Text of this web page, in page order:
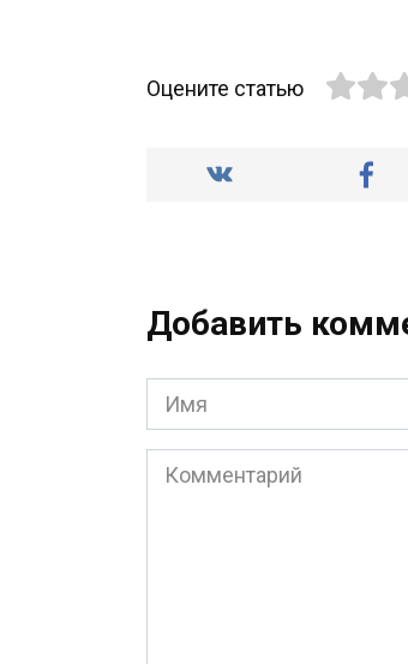
Оцените статью
Добавить
Имя
*
Комментарий